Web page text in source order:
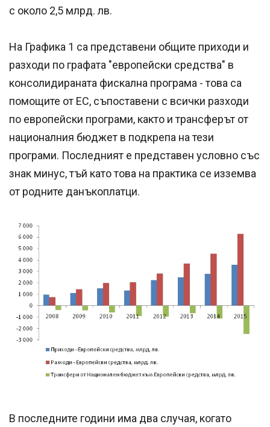
с около 2,5 млрд. лв.
На Графика 1 са представени общите приходи и
разходи по графата "европейски средства" в
консолидираната фискална програма - това са
помощите от ЕС, съпоставени с всички разходи
по европейски програми, както и трансферът от
националния бюджет в подкрепа на тези
програми. Последният е представен условно със
знак минус, тъй като това на практика се изземва
от родните данъкоплатци.
В последните години има два случая, когато